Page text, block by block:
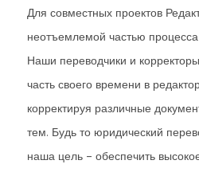
Для совместных проектов
неотъемлемой частью
Наши переводчики и
часть своего времени в
корректируя различные
тем. Будь то юридический
наша цель – обеспечить